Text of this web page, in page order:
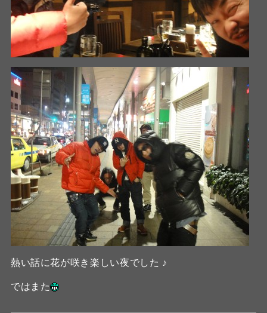
熱い話に花が咲き楽しい夜でした ♪
ではまた